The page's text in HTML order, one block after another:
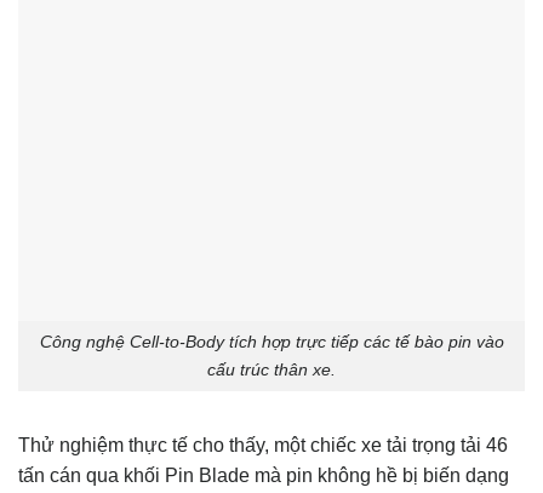
Công nghệ Cell-to-Body tích hợp trực tiếp các tế bào pin vào
cấu trúc thân xe.
Thử nghiệm thực tế cho thấy, một chiếc xe tải trọng tải 46
tấn cán qua khối Pin Blade mà pin không hề bị biến dạng